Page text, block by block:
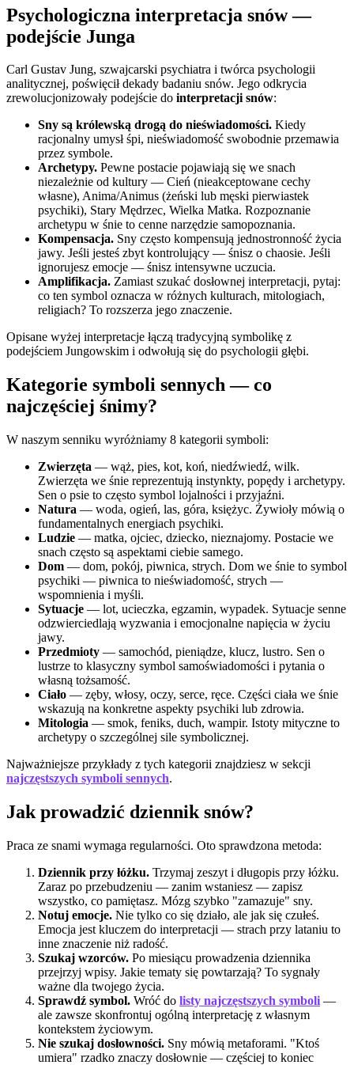
Psychologiczna interpretacja snów —
podejście Junga
Carl Gustav Jung, szwajcarski psychiatra i twórca psychologii
analitycznej, poświęcił dekady badaniu snów. Jego odkrycia
zrewolucjonizowały podejście do interpretacji snów:
Sny są królewską drogą do nieświadomości. Kiedy
racjonalny umysł śpi, nieświadomość swobodnie przemawia
przez symbole.
Archetypy. Pewne postacie pojawiają się we snach
niezależnie od kultury — Cień (nieakceptowane cechy
własne), Anima/Animus (żeński lub męski pierwiastek
psychiki), Stary Mędrzec, Wielka Matka. Rozpoznanie
archetypu w śnie to cenne narzędzie samopoznania.
Kompensacja. Sny często kompensują jednostronność życia
jawy. Jeśli jesteś zbyt kontrolujący — śnisz o chaosie. Jeśli
ignorujesz emocje — śnisz intensywne uczucia.
Amplifikacja. Zamiast szukać dosłownej interpretacji, pytaj:
co ten symbol oznacza w różnych kulturach, mitologiach,
religiach? To rozszerza jego znaczenie.
Opisane wyżej interpretacje łączą tradycyjną symbolikę z
podejściem Jungowskim i odwołują się do psychologii głębi.
Kategorie symboli sennych — co
najczęściej śnimy?
W naszym senniku wyróżniamy 8 kategorii symboli:
Zwierzęta — wąż, pies, kot, koń, niedźwiedź, wilk.
Zwierzęta we śnie reprezentują instynkty, popędy i archetypy.
Sen o psie to często symbol lojalności i przyjaźni.
Natura — woda, ogień, las, góra, księżyc. Żywioły mówią o
fundamentalnych energiach psychiki.
Ludzie — matka, ojciec, dziecko, nieznajomy. Postacie we
snach często są aspektami ciebie samego.
Dom — dom, pokój, piwnica, strych. Dom we śnie to symbol
psychiki — piwnica to nieświadomość, strych —
wspomnienia i myśli.
Sytuacje — lot, ucieczka, egzamin, wypadek. Sytuacje senne
odzwierciedlają wyzwania i emocjonalne napięcia w życiu
jawy.
Przedmioty — samochód, pieniądze, klucz, lustro. Sen o
lustrze to klasyczny symbol samoświadomości i pytania o
własną tożsamość.
Ciało — zęby, włosy, oczy, serce, ręce. Części ciała we śnie
wskazują na konkretne aspekty psychiki lub zdrowia.
Mitologia — smok, feniks, duch, wampir. Istoty mityczne to
archetypy o szczególnej sile symbolicznej.
Najważniejsze przykłady z tych kategorii znajdziesz w sekcji
najczęstszych symboli sennych.
Jak prowadzić dziennik snów?
Praca ze snami wymaga regularności. Oto sprawdzona metoda:
Dziennik przy łóżku. Trzymaj zeszyt i długopis przy łóżku.
Zaraz po przebudzeniu — zanim wstaniesz — zapisz
wszystko, co pamiętasz. Mózg szybko "zamazuje" sny.
Notuj emocje. Nie tylko co się działo, ale jak się czułeś.
Emocja jest kluczem do interpretacji — strach przy lataniu to
inne znaczenie niż radość.
Szukaj wzorców. Po miesiącu prowadzenia dziennika
przejrzyj wpisy. Jakie tematy się powtarzają? To sygnały
ważne dla twojego życia.
Sprawdź symbol. Wróć do listy najczęstszych symboli —
ale zawsze skonfrontuj ogólną interpretację z własnym
kontekstem życiowym.
Nie szukaj dosłowności. Sny mówią metaforami. "Ktoś
umiera" rzadko znaczy dosłownie — częściej to koniec